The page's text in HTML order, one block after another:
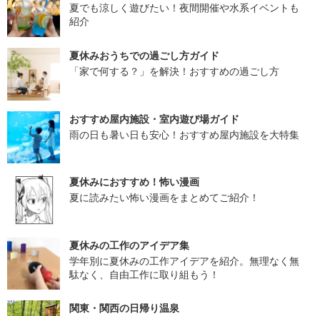
夏でも涼しく遊びたい！夜間開催や水系イベントも
紹介
夏休みおうちでの過ごし方ガイド
「家で何する？」を解決！おすすめの過ごし方
おすすめ屋内施設・室内遊び場ガイド
雨の日も暑い日も安心！おすすめ屋内施設を大特集
夏休みにおすすめ！怖い漫画
夏に読みたい怖い漫画をまとめてご紹介！
夏休みの工作のアイデア集
学年別に夏休みの工作アイデアを紹介。無理なく無
駄なく、自由工作に取り組もう！
関東・関西の日帰り温泉